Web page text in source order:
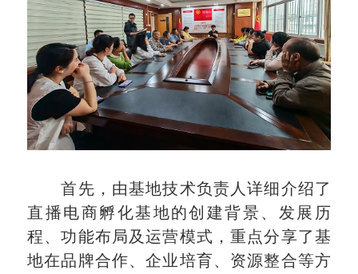
首先，由基地技术负责人详细介绍了
直播电商孵化基地的创建背景、发展历
程、功能布局及运营模式，重点分享了基
地在品牌合作、企业培育、资源整合等方